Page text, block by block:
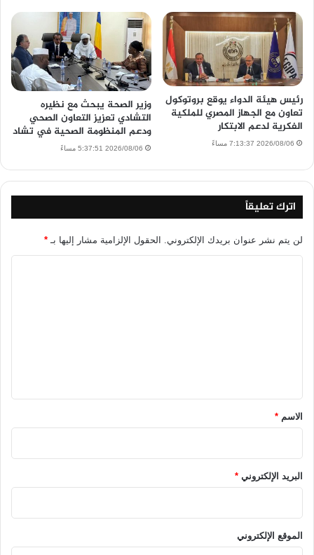
رئيس هيئة الدواء يوقع بروتوكول
تعاون مع الجهاز المصري للملكية
الفكرية لدعم الابتكار
2026/08/06 7:13:37 مساءً
وزير الصحة يبحث مع نظيره
التشادي تعزيز التعاون الصحي
ودعم المنظومة الصحية في تشاد
2026/08/06 5:37:51 مساءً
اترك تعليقاً
لن يتم نشر عنوان بريدك الإلكتروني. الحقول الإلزامية مشار إليها بـ *
*الاسم *
البريد الإلكتروني *
الموقع الإلكتروني